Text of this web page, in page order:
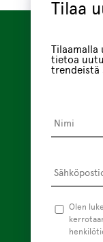
Tilaa
Tilaamalla
tietoa
trendeistä
Olen